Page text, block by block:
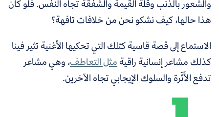
والشعور بالذنب وقلة القيمة والشفقة تجاه النفس. فلو كان
هذا حالها، كيف نشكو نحن من خلافات تافهة؟
الاستماع إلى قصة قاسية كتلك التي تحكيها الأغنيةتثير فينا
كذلك مشاعر إنسانية راقيةمثل التعاطف، وهي مشاعر
تدفع الأَثَرة والسلوك الإيجابي تجاه الآخرين.